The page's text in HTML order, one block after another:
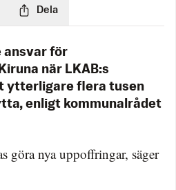
Dela
ansvar för
när LKAB:s
ytterligare flera tusen
enligt kommunalrådet
göra nya uppoffringar, säger